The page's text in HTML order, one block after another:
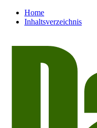
Home
Inhaltsverzeichnis